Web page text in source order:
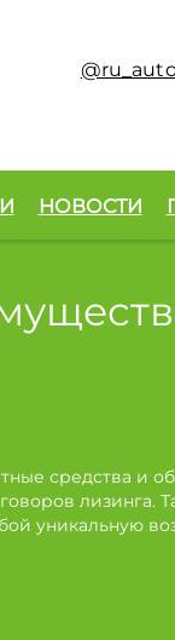
НОВОСТИ
средства и
лизинга.
уникальную